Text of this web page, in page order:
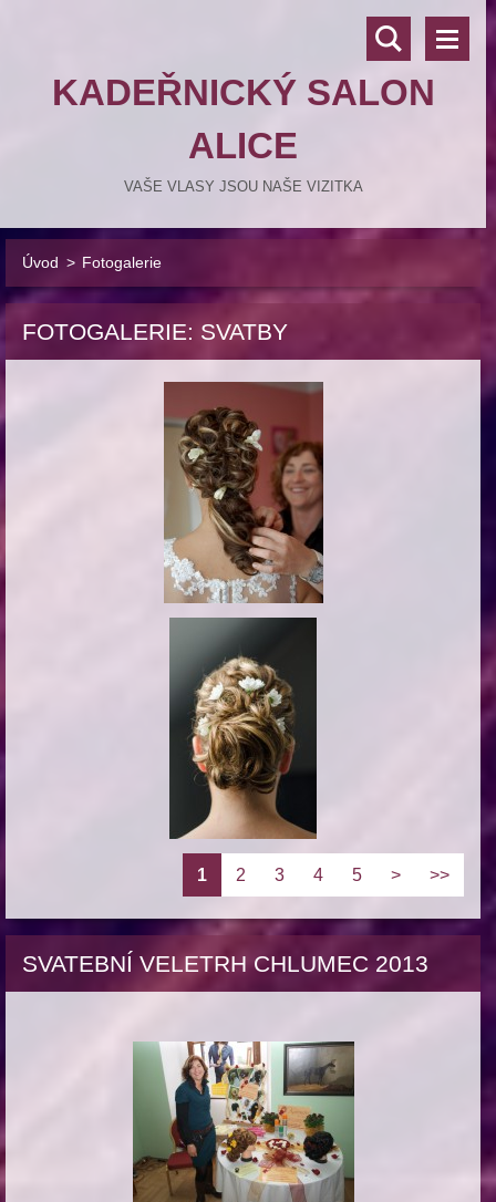
KADEŘNICKÝ SALON
ALICE
VAŠE VLASY JSOU NAŠE VIZITKA
Úvod > Fotogalerie
FOTOGALERIE: SVATBY
1 2 3 4 5 > >>
SVATEBNÍ VELETRH CHLUMEC 2013